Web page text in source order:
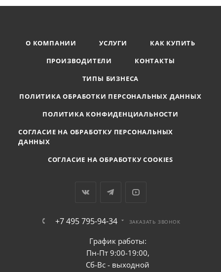
О КОМПАНИИ УСЛУГИ
КАК КУПИТЬ
ПРОИЗВОДИТЕЛИ
КОНТАКТЫ
ТИПЫ БИЗНЕСА
ПОЛИТИКА ОБРАБОТКИ ПЕРСОНАЛЬНЫХ ДАННЫХ
ПОЛИТИКА КОНФИДЕНЦИАЛЬНОСТИ
СОГЛАСИЕ НА ОБРАБОТКУ ПЕРСОНАЛЬНЫХ
ДАННЫХ
СОГЛАСИЕ НА ОБРАБОТКУ COOKIES
+7 495 795-94-34 ЗАКАЗАТЬ ЗВОНОК
График работы:
Пн-Пт 9:00-19:00,
Сб-Вс - выходной